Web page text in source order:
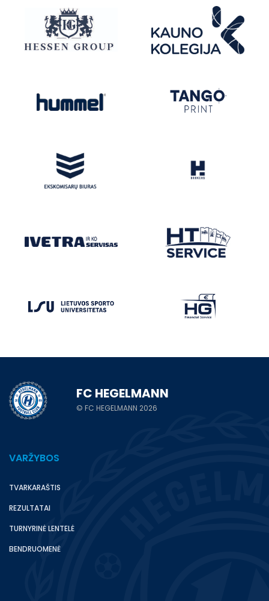
FC HEGELMANN
© FC HEGELMANN 2026
VARŽYBOS
TVARKARAŠTIS
REZULTATAI
TURNYRINĖ LENTELĖ
BENDRUOMENĖ